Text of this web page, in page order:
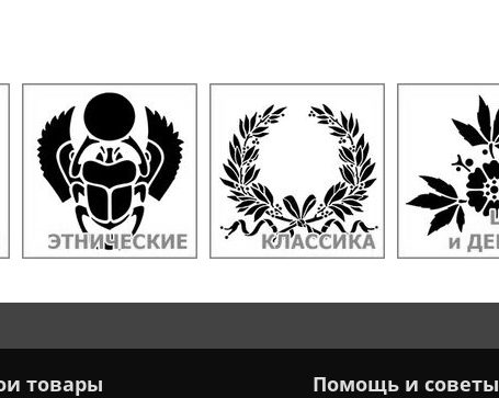
товары Помощь и советы